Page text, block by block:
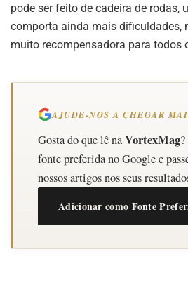
pode ser feito de cadeira de rodas,
comporta ainda mais dificuldades,
muito recompensadora para todos
AJUDE-NOS A CHEGAR
Gosta do que lê naVortexMag
fonte preferida no Google e
nossos artigos nos seus
Adicionar como Fonte